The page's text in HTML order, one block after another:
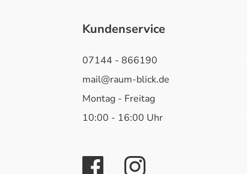
Kundenservice
07144 - 866190
mail@raum-blick.de
Montag - Freitag
10:00 - 16:00 Uhr